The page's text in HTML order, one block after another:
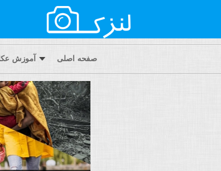
صفحه اصلی آموزش